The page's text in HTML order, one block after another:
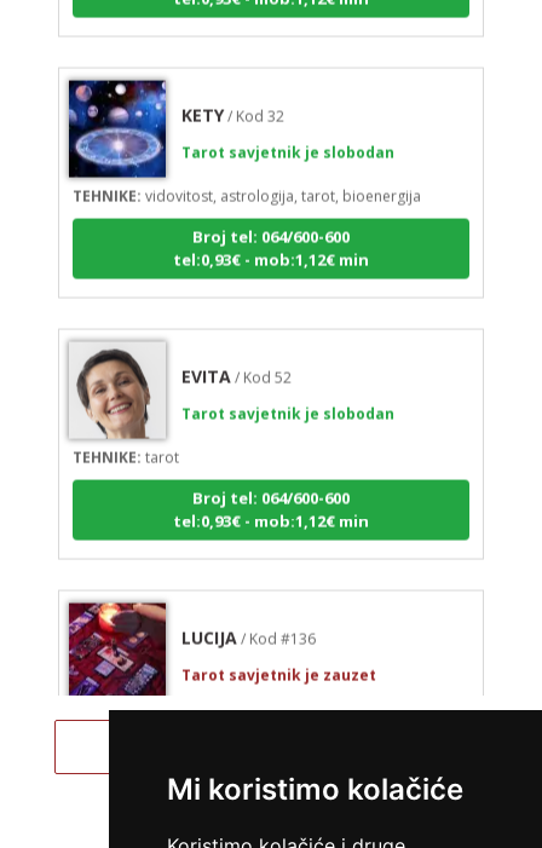
Mi koristimo kolačiće
KETY
/ Kod 32
Tarot savjetnik je slobodan
TEHNIKE:vidovitost, astrologija, tarot, bioenergija
Broj tel: 064/600-600
tel:0,93€ - mob:1,12€ min
EVITA
/ Kod 52
Tarot savjetnik je slobodan
TEHNIKE:tarot
Broj tel: 064/600-600
tel:0,93€ - mob:1,12€ min
LUCIJA
/ Kod #136
Tarot savjetnik je zauzet
TEHNIKE:sudbinske karte, anđeoske poruke